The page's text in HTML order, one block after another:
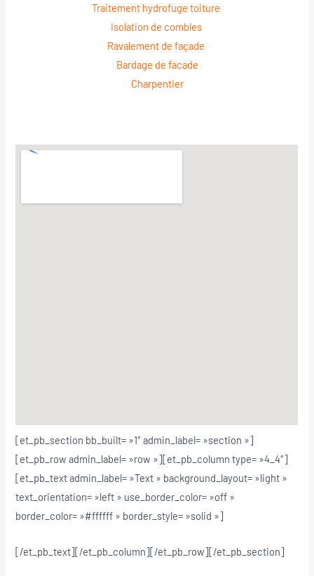
Traitement hydrofuge toiture
Isolation de combles
Ravalement de façade
Bardage de facade
Charpentier
[et_pb_section bb_built= »1″ admin_label= »section »]
[et_pb_row admin_label= »row »][et_pb_column type= »4_4″]
[et_pb_text admin_label= »Text » background_layout= »light »
text_orientation= »left » use_border_color= »off »
border_color= »#ffffff » border_style= »solid »]
[/et_pb_text][/et_pb_column][/et_pb_row][/et_pb_section]